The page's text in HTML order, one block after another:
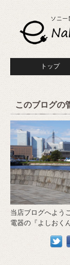
トップ
このブログの
当店ブログへよう
電器の『よしおく